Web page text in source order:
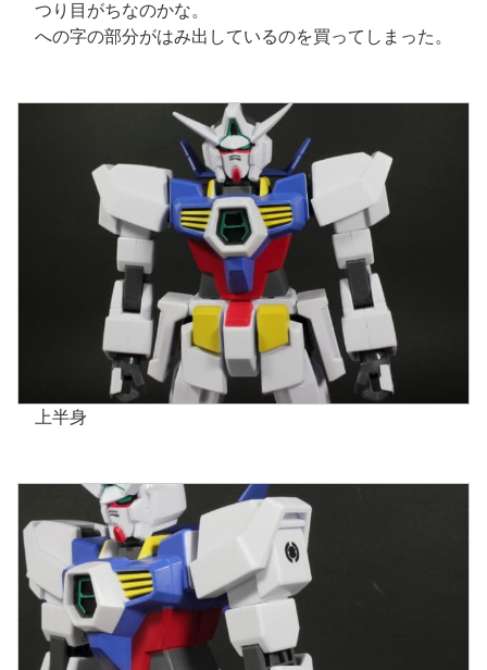
つり目がちなのかな。
への字の部分がはみ出しているのを買ってしまった。
上半身